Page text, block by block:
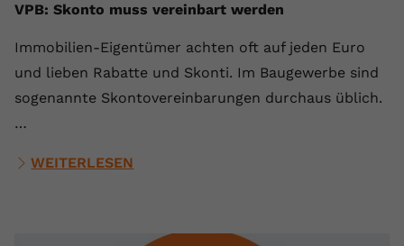
VPB: Skonto muss vereinbart werden
Immobilien-Eigentümer achten oft auf jeden Euro
und lieben Rabatte und Skonti. Im Baugewerbe sind
sogenannte Skontovereinbarungen durchaus üblich.
…
WEITERLESEN